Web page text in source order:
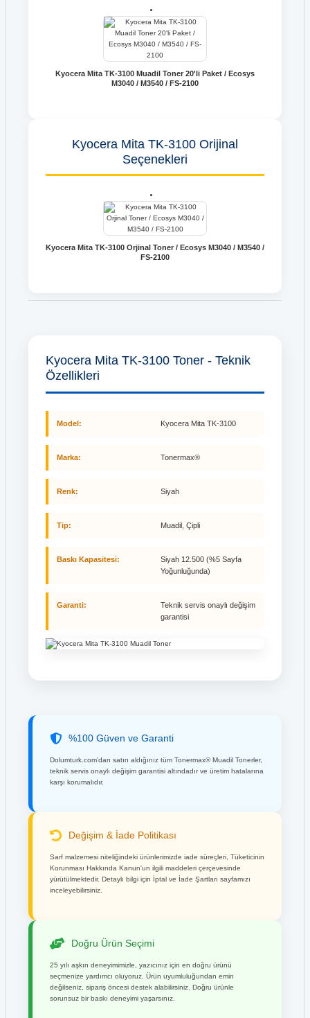
Kyocera Mita TK-3100 Muadil Toner 20'li Paket / Ecosys
M3040 / M3540 / FS-2100
Kyocera Mita TK-3100 Orijinal
Seçenekleri
Kyocera Mita TK-3100 Orjinal Toner / Ecosys M3040 / M3540 /
FS-2100
Kyocera Mita TK-3100 Toner - Teknik
Özellikleri
Model: Kyocera Mita TK-3100
Marka: Tonermax®
Renk: Siyah
Tip: Muadil, Çipli
Baskı Kapasitesi:
Siyah 12.500 (%5 Sayfa
Yoğunluğunda)
Garanti:
Teknik servis onaylı değişim
garantisi
%100 Güven ve Garanti
Dolumturk.com'dan satın aldığınız tüm Tonermax® Muadil Tonerler,
teknik servis onaylı değişim garantisi altındadır ve üretim hatalarına
karşı korumalıdır.
Değişim & İade Politikası
Sarf malzemesi niteliğindeki ürünlerimizde iade süreçleri, Tüketicinin
Korunması Hakkında Kanun'un ilgili maddeleri çerçevesinde
yürütülmektedir. Detaylı bilgi için İptal ve İade Şartları sayfamızı
inceleyebilirsiniz.
Doğru Ürün Seçimi
25 yılı aşkın deneyimimizle, yazıcınız için en doğru ürünü
seçmenize yardımcı oluyoruz. Ürün uyumluluğundan emin
değilseniz, sipariş öncesi destek alabilirsiniz. Doğru ürünle
sorunsuz bir baskı deneyimi yaşarsınız.